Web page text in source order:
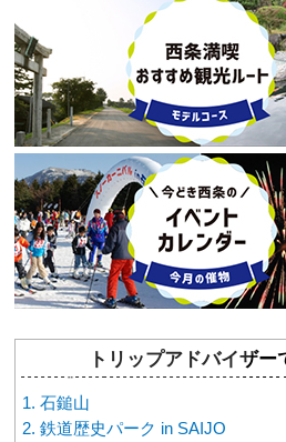
トリップアドバイザ
石鎚山
鉄道歴史パーク in SAIJO